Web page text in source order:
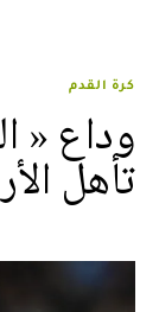
كرة القدم
وداع «
تأهل